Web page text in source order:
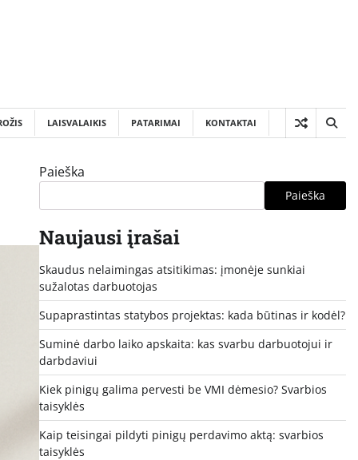
LAISVALAIKIS PATARIMAI KONTAKTAI
Paieška
Paieška
Naujausi įrašai
Skaudus nelaimingas atsitikimas: įmonėje sunkiai
sužalotas darbuotojas
Supaprastintas statybos projektas: kada būtinas ir kodėl?
Suminė darbo laiko apskaita: kas svarbu darbuotojui ir
darbdaviui
Kiek pinigų galima pervesti be VMI dėmesio? Svarbios
taisyklės
Kaip teisingai pildyti pinigų perdavimo aktą: svarbios
taisyklės